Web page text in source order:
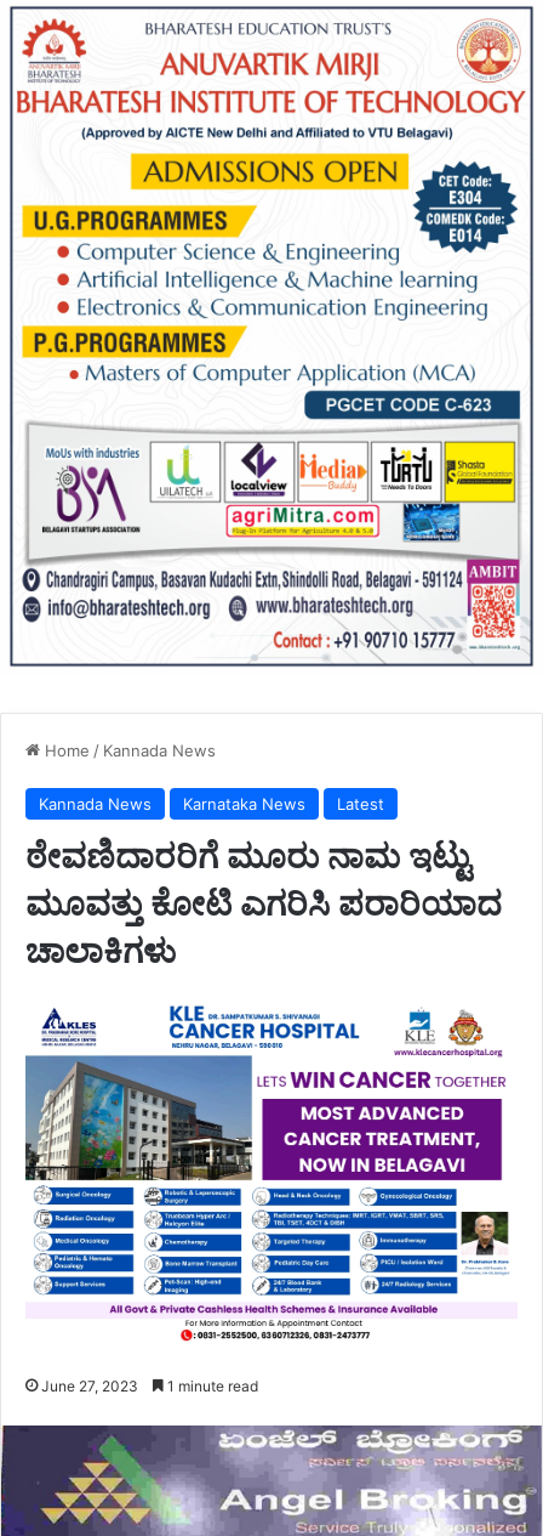
Home / Kannada News
Kannada News Karnataka News Latest
ಠೇವಣಿದಾರರಿಗೆ ಮೂರು ನಾಮ ಇಟ್ಟು
ಮೂವತ್ತು ಕೋಟಿ ಎಗರಿಸಿ ಪರಾರಿಯಾದ
ಚಾಲಾಕಿಗಳು
June 27, 2023 1 minute read